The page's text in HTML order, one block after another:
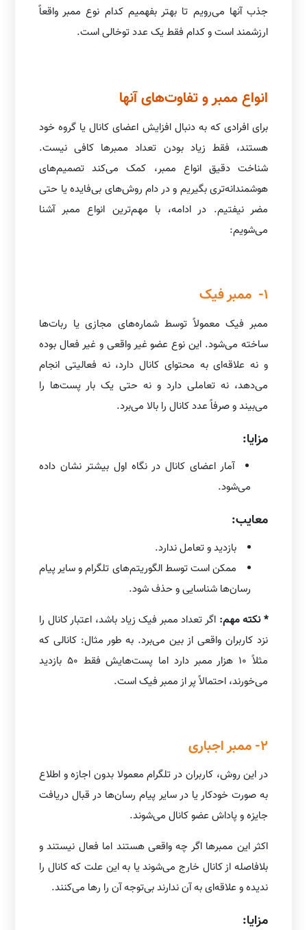
جذب آنها می‌رویم تا بهتر بفهمیم کدام نوع ممبر واقعاً
ارزشمند است و کدام فقط یک عدد توخالی است.
انواع ممبر و تفاوت‌های آنها
برای افرادی که به دنبال افزایش اعضای کانال یا گروه خود
هستند، فقط زیاد بودن تعداد ممبرها کافی نیست.
شناخت دقیق انواع ممبر، کمک می‌کند تصمیم‌های
هوشمندانه‌تری بگیریم و در دام روش‌های بی‌فایده یا حتی
مضر نیفتیم. در ادامه، با مهم‌ترین انواع ممبر آشنا
می‌شویم:
1- ممبر فیک
ممبر فیک معمولاً توسط شماره‌های مجازی یا ربات‌ها
ساخته می‌شود. این نوع عضو غیر واقعی و غیر فعال بوده
و نه علاقه‌ای به محتوای کانال دارد، نه فعالیتی انجام
می‌دهد، نه تعاملی دارد و نه حتی یک بار پست‌ها را
می‌بیند و صرفاً عدد کانال را بالا می‌برد.
مزایا:
آمار اعضای کانال در نگاه اول بیشتر نشان داده
می‌شود.
معایب:
بازدید و تعامل ندارد.
ممکن است توسط الگوریتم‌های تلگرام و سایر پیام
رسان‌ها شناسایی و حذف شود.
* نکته مهم: اگر تعداد ممبر فیک زیاد باشد، اعتبار کانال را
نزد کاربران واقعی از بین می‌برد. به طور مثال: کانالی که
مثلاً ۱۰ هزار ممبر دارد اما پست‌هایش فقط ۵۰ بازدید
می‌خورند، احتمالاً پر از ممبر فیک است.
2- ممبر اجباری
در این روش، کاربران در تلگرام معمولا بدون اجازه و اطلاع
به صورت خودکار یا در سایر پیام رسان‌ها در قبال دریافت
جایزه و پاداش عضو کانال می‌شوند.
اکثر این ممبرها اگر چه واقعی هستند اما فعال نیستند و
بلافاصله از کانال خارج می‌شوند یا به این علت که کانال را
ندیده و علاقه‌ای به آن ندارند بی‌توجه آن را رها می‌کنند.
مزایا: